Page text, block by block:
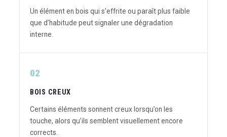
Un élément en bois qui s’effrite ou paraît plus faible
que d’habitude peut signaler une dégradation
interne.
02
BOIS CREUX
Certains éléments sonnent creux lorsqu’on les
touche, alors qu’ils semblent visuellement encore
corrects.